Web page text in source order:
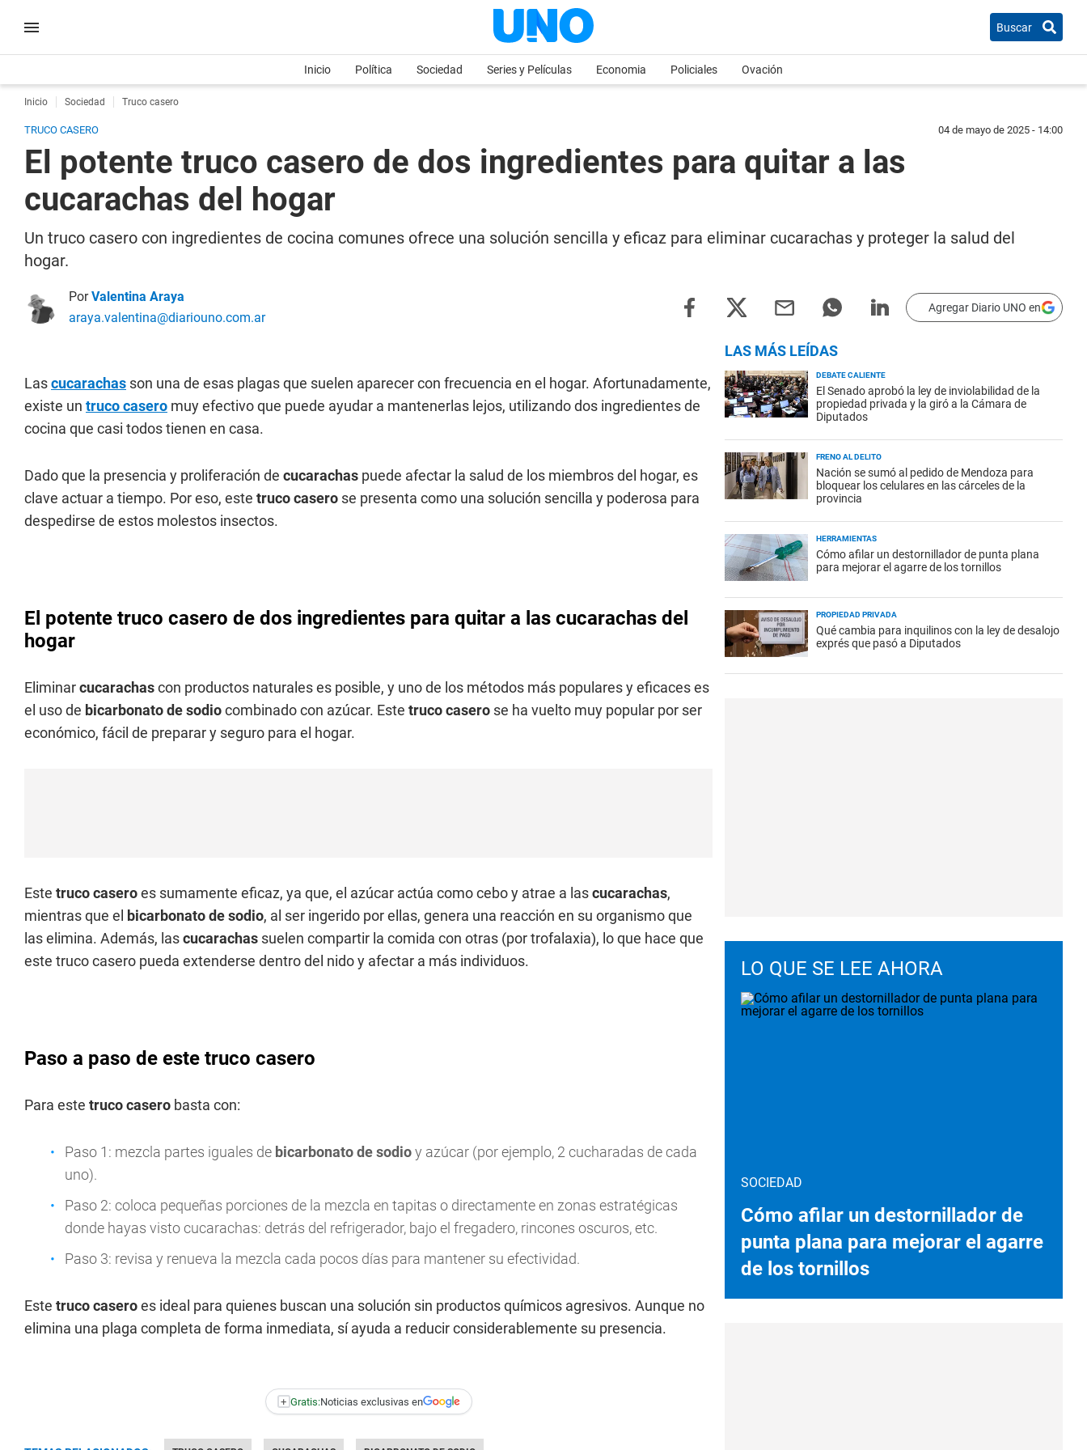
Buscar
Inicio Política Sociedad Series y Películas Economia Policiales Ovación
Inicio Sociedad Truco casero
TRUCO CASERO 04 de mayo de 2025 - 14:00
El potente truco casero de dos ingredientes para quitar a las
cucarachas del hogar
Un truco casero con ingredientes de cocina comunes ofrece una solución sencilla y eficaz para eliminar cucarachas y proteger la salud del
hogar.
PorValentina Araya
araya.valentina@diariouno.com.ar
Agregar Diario UNO en
Lascucarachas son una de esas plagas que suelen aparecer con frecuencia en el hogar. Afortunadamente,
existe un truco casero muy efectivo que puede ayudar a mantenerlas lejos, utilizando dos ingredientes de
cocina que casi todos tienen en casa.
Dado que la presencia y proliferación de cucarachas puede afectar la salud de los miembros del hogar, es
clave actuar a tiempo. Por eso, este truco casero se presenta como una solución sencilla y poderosa para
despedirse de estos molestos insectos.
El potente truco casero de dos ingredientes para quitar a las cucarachas del
hogar
Eliminarcucarachascon productos naturales es posible, y uno de los métodos más populares y eficaces es
el uso de bicarbonato de sodiocombinado con azúcar. Este truco casero se ha vuelto muy popular por ser
económico, fácil de preparar y seguro para el hogar.
Este truco caseroes sumamente eficaz, ya que, el azúcar actúa como cebo y atrae a lascucarachas,
mientras que el bicarbonato de sodio, al ser ingerido por ellas, genera una reacción en su organismo que
las elimina. Además, lascucarachas suelen compartir la comida con otras (por trofalaxia), lo que hace que
este truco casero pueda extenderse dentro del nido y afectar a más individuos.
Paso a paso de este truco casero
Para este truco casero basta con:
Paso 1: mezcla partes iguales de bicarbonato de sodioy azúcar (por ejemplo, 2 cucharadas de cada
uno).
Paso 2: coloca pequeñas porciones de la mezcla en tapitas o directamente en zonas estratégicas
donde hayas visto cucarachas: detrás del refrigerador, bajo el fregadero, rincones oscuros, etc.
Paso 3: revisa y renueva la mezcla cada pocos días para mantener su efectividad.
Este truco caseroes ideal para quienes buscan una solución sin productos químicos agresivos. Aunque no
elimina una plaga completa de forma inmediata, sí ayuda a reducir considerablemente su presencia.
+ Gratis:Noticias exclusivas en
LAS MÁS LEÍDAS
DEBATE CALIENTE
El Senado aprobó la ley de inviolabilidad de la
propiedad privada y la giró a la Cámara de
Diputados
FRENO AL DELITO
Nación se sumó al pedido de Mendoza para
bloquear los celulares en las cárceles de la
provincia
HERRAMIENTAS
Cómo afilar un destornillador de punta plana
para mejorar el agarre de los tornillos
PROPIEDAD PRIVADA
Qué cambia para inquilinos con la ley de desalojo
exprés que pasó a Diputados
LO QUE SE LEE AHORA
SOCIEDAD
Cómo afilar un destornillador de
punta plana para mejorar el agarre
de los tornillos